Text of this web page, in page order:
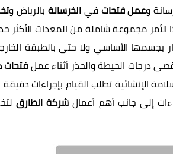
وعمل فتحاتفيالخرسانة بالرياض و
مجموعة شاملة من المعدات الأكثر
الأساسي ولا حتى بالطبقة
درجات الحيطة والحذر أثناء عملفتحات
الإنشائية تطلب القيام بإجراءات دقيقة
إلى جانب أهم أعمال شركة الطارق